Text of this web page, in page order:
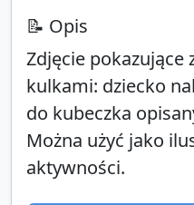
📝 Opis
Zdjęcie pokazujące
kulkami: dziecko
do kubeczka
Można użyć jako
aktywności.